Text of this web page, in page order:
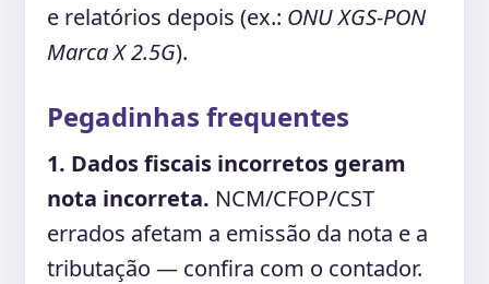
e relatórios depois (ex.: ONU XGS-PON
Marca X 2.5G).
Pegadinhas frequentes
1. Dados fiscais incorretos geram
nota incorreta. NCM/CFOP/CST
errados afetam a emissão da nota e a
tributação — confira com o contador.